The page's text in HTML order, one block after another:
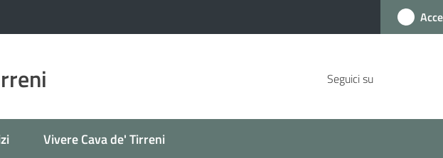
Seguici su
selezionatoVivere Cava de' Tirreni